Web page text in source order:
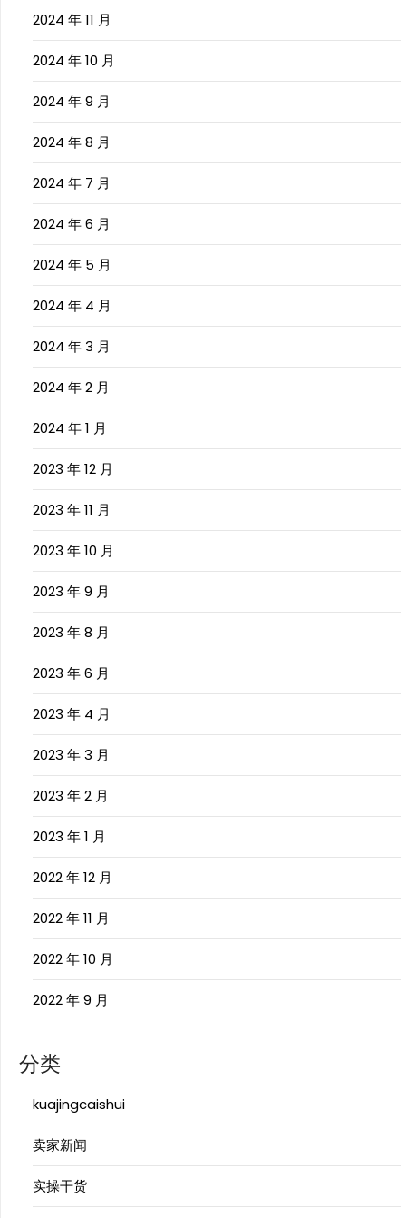
2024 年 11 月
2024 年 10 月
2024 年 9 月
2024 年 8 月
2024 年 7 月
2024 年 6 月
2024 年 5 月
2024 年 4 月
2024 年 3 月
2024 年 2 月
2024 年 1 月
2023 年 12 月
2023 年 11 月
2023 年 10 月
2023 年 9 月
2023 年 8 月
2023 年 6 月
2023 年 4 月
2023 年 3 月
2023 年 2 月
2023 年 1 月
2022 年 12 月
2022 年 11 月
2022 年 10 月
2022 年 9 月
分类
kuajingcaishui
卖家新闻
实操干货